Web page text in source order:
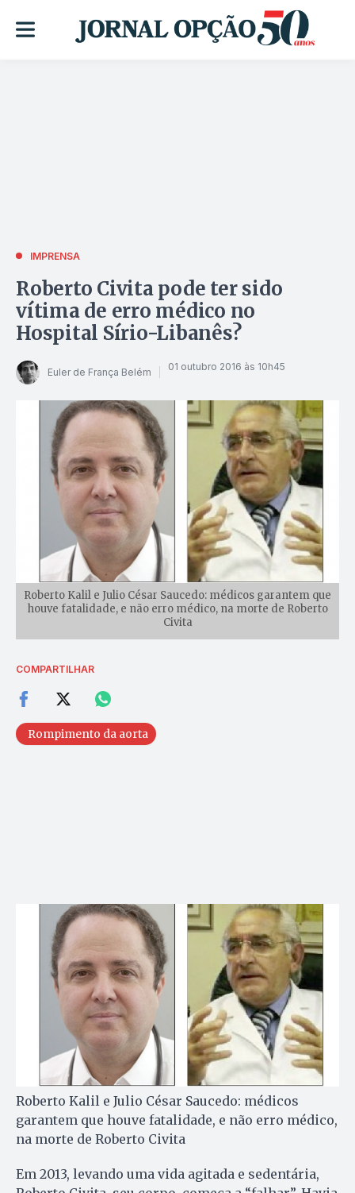
IMPRENSA
Roberto Civita pode ter sido
vítima de erro médico no
Hospital Sírio-Libanês?
Euler de França Belém 01 outubro 2016 às 10h45
Roberto Kalil e Julio César Saucedo: médicos garantem que
houve fatalidade, e não erro médico, na morte de Roberto
Civita
COMPARTILHAR
Rompimento da aorta
Roberto Kalil e Julio César Saucedo: médicos
garantem que houve fatalidade, e não erro médico,
na morte de Roberto Civita
Em 2013, levando uma vida agitada e sedentária,